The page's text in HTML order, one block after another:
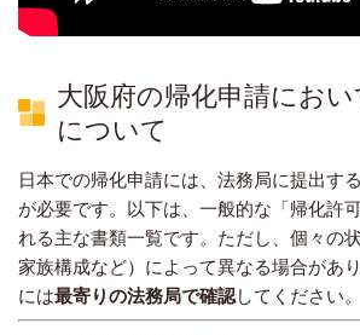
大阪府の帰化申請にお
について
日本での帰化申請には、法務局に提出す
が必要です。以下は、一般的な「帰化許
れる主な書類一覧です。ただし、個々の
家族構成など）によって異なる場合があ
には最寄りの法務局で確認してください。